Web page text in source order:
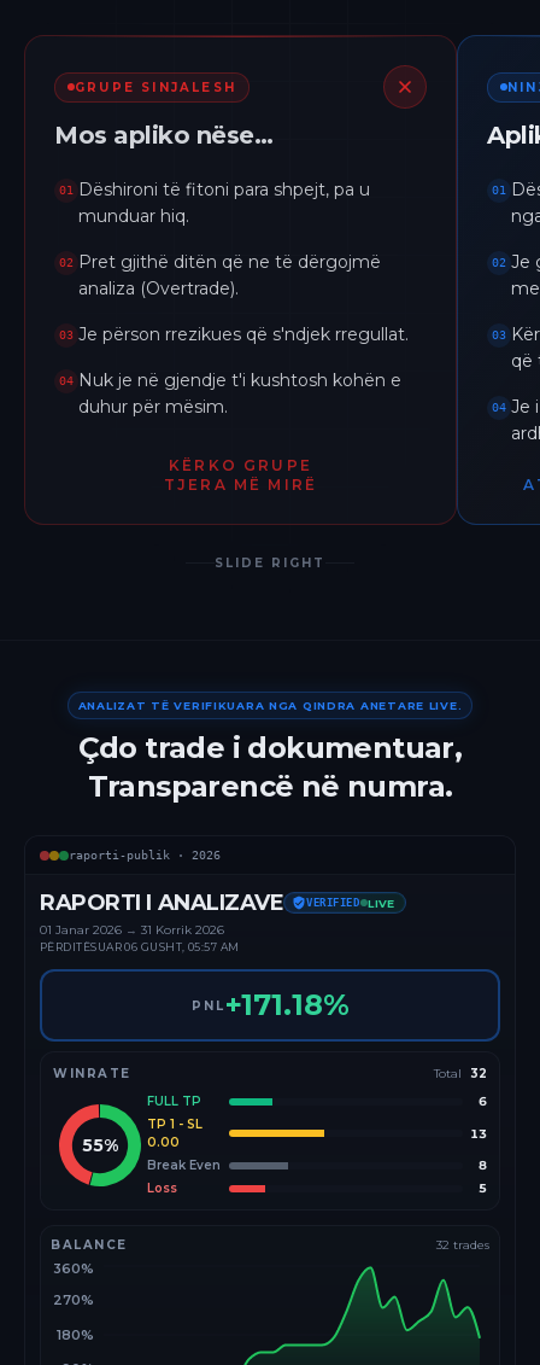
GRUPE SINJALESH
Mos apliko nëse…
01
Dëshironi të fitoni para shpejt, pa u
munduar hiq.
02
Pret gjithë ditën që ne të dërgojmë
analiza (Overtrade).
03 Je përson rrezikues që s'ndjek rregullat.
04 Nuk je në gjendje t'i kushtosh kohën e
duhur për mësim.
KËRKO GRUPE
TJERA MË MIRË
01
02 Je
03
që
04 Je
SLIDE RIGHT
ANALIZAT TË VERIFIKUARA NGA QINDRA ANETARE LIVE.
Çdo trade i dokumentuar,
Transparencë në numra.
raporti-publik · 2026
RAPORTI I ANALIZAVE VERIFIED LIVE
01 Janar 2026 → 31 Korrik 2026
PËRDITËSUAR06 GUSHT, 05:57 AM
PNL +171.18%
WINRATE Total 32
55%
FULL TP
6
TP 1 - SL
0.00
13
Break Even
8
Loss
5
BALANCE 32 trades
180%
270%
360%